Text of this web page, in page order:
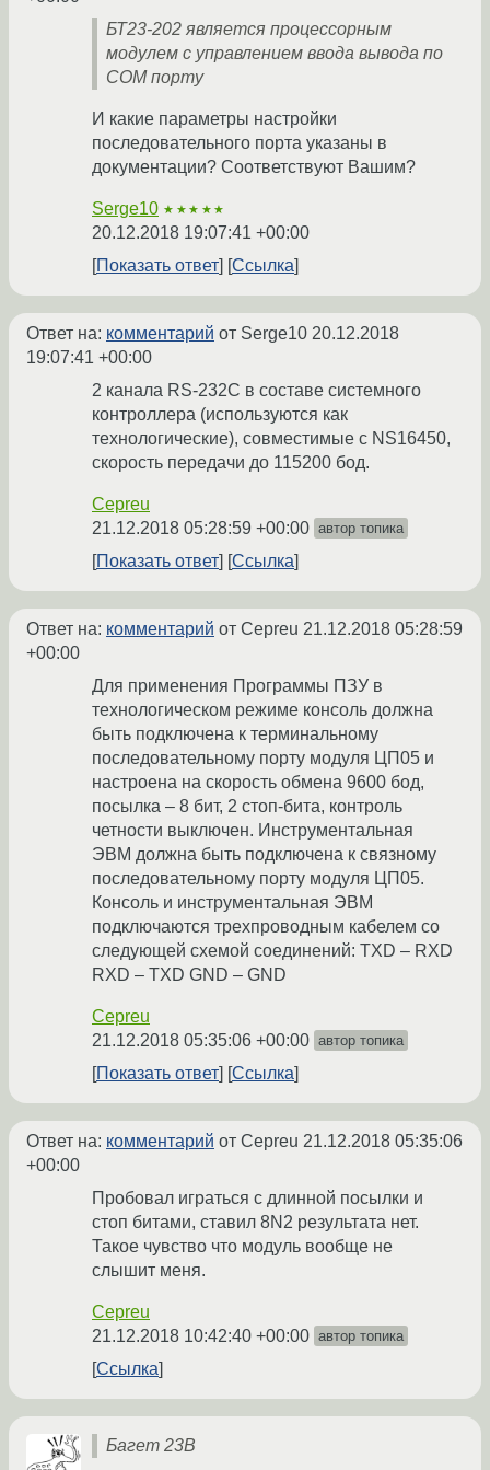
БТ23-202 является процессорным
модулем с управлением ввода вывода по
СОМ порту
И какие параметры настройки
последовательного порта указаны в
документации? Соответствуют Вашим?
Serge10 ★★★★★
20.12.2018 19:07:41 +00:00
Показать ответ
Ссылка
Ответ на: комментарий от Serge10 20.12.2018
19:07:41 +00:00
2 канала RS-232C в составе системного
контроллера (используются как
технологические), совместимые с NS16450,
скорость передачи до 115200 бод.
Cepreu
21.12.2018 05:28:59 +00:00 автор топика
Показать ответ Ссылка
Ответ на: комментарий от Cepreu 21.12.2018 05:28:59
+00:00
Для применения Программы ПЗУ в
технологическом режиме консоль должна
быть подключена к терминальному
последовательному порту модуля ЦП05 и
настроена на скорость обмена 9600 бод,
посылка – 8 бит, 2 стоп-бита, контроль
четности выключен. Инструментальная
ЭВМ должна быть подключена к связному
последовательному порту модуля ЦП05.
Консоль и инструментальная ЭВМ
подключаются трехпроводным кабелем со
следующей схемой соединений: TXD – RXD
RXD – TXD GND – GND
Cepreu
21.12.2018 05:35:06 +00:00 автор топика
Показать ответ Ссылка
Ответ на: комментарий от Cepreu 21.12.2018 05:35:06
+00:00
Пробовал играться с длинной посылки и
стоп битами, ставил 8N2 результата нет.
Такое чувство что модуль вообще не
слышит меня.
Cepreu
21.12.2018 10:42:40 +00:00 автор топика
Ссылка
Багет 23В